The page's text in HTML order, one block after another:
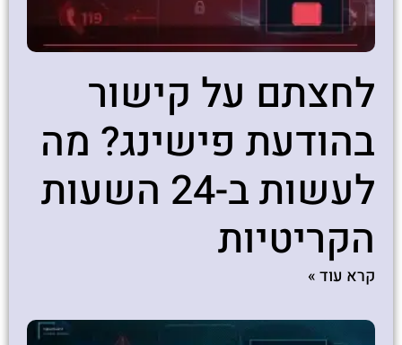
לחצתם על קישור
בהודעת פישינג? מה
לעשות ב-24 השעות
הקריטיות
קרא עוד »